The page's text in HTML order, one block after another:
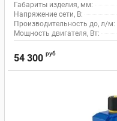
Габариты изделия, мм:
Напряжение сети, В:
Производительность до, л/м:
Мощность двигателя, Вт:
54 300 руб